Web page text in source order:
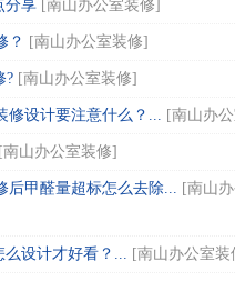
分享 [南山办公室装修]
？ [南山办公室装修]
? [南山办公室装修]
计要注意什么？... [南山办
[南山办公室装修]
后甲醛量超标怎么去除... [南山
设计才好看？... [南山办公室装